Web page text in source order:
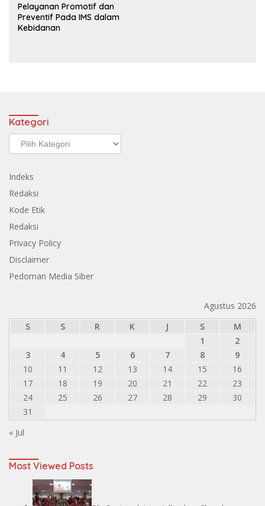
Pelayanan Promotif dan
Preventif Pada IMS dalam
Kebidanan
Kategori
Kategori
Indeks
Redaksi
Kode Etik
Redaksi
Privacy Policy
Disclaimer
Pedoman Media Siber
Agustus 2026
S
S R K J S
M
1
2
3
4 5 6 7 8
9
10
11 12 13 14 15
16
17
18 19 20 21 22
23
24
25 26 27 28 29
30
31
« Jul
Most Viewed Posts